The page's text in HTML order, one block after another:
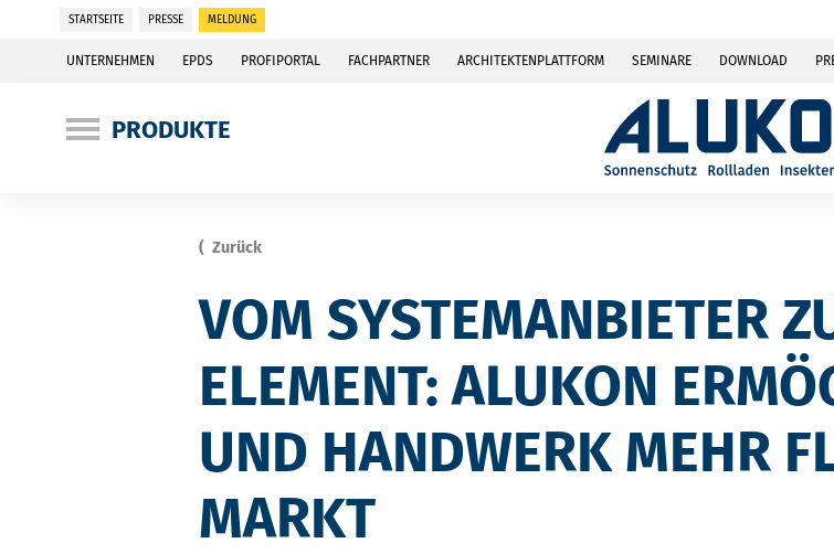
STARTSEITE PRESSE MELDUNG
UNTERNEHMEN EPDS PROFIPORTAL FACHPARTNER ARCHITEKTENPLATTFORM SEMINARE DOWNLOAD
PRODUKTE
Zurück
VOM SYSTEMANBIETER
ELEMENT: ALUKON
UND HANDWERK MEHR
MARKT